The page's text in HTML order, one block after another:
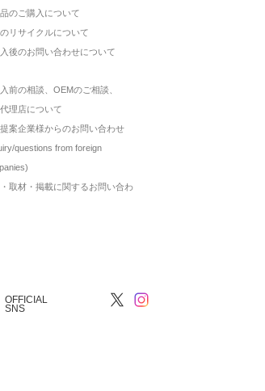
のご購入について
リサイクルについて
後のお問い合わせについて
前の相談、OEMのご相談、
理店について
案企業様からのお問い合わせ
questions from foreign
取材・掲載に関するお問い合わ
OFFICIAL
SNS